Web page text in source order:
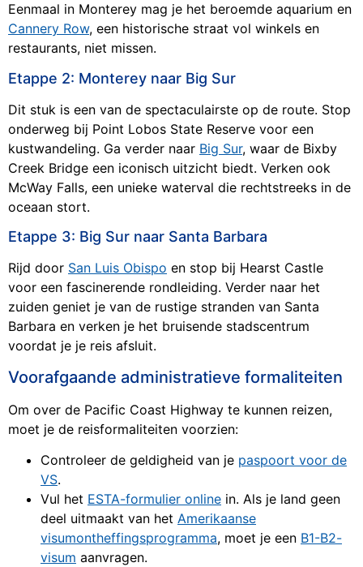
Eenmaal in Monterey mag je het beroemde aquarium en
Cannery Row, een historische straat vol winkels en
restaurants, niet missen.
Etappe 2: Monterey naar Big Sur
Dit stuk is een van de spectaculairste op de route. Stop
onderweg bij Point Lobos State Reserve voor een
kustwandeling. Ga verder naar Big Sur, waar de Bixby
Creek Bridge een iconisch uitzicht biedt. Verken ook
McWay Falls, een unieke waterval die rechtstreeks in de
oceaan stort.
Etappe 3: Big Sur naar Santa Barbara
Rijd door San Luis Obispo en stop bij Hearst Castle
voor een fascinerende rondleiding. Verder naar het
zuiden geniet je van de rustige stranden van Santa
Barbara en verken je het bruisende stadscentrum
voordat je je reis afsluit.
Voorafgaande administratieve formaliteiten
Om over de Pacific Coast Highway te kunnen reizen,
moet je de reisformaliteiten voorzien:
Controleer de geldigheid van je paspoort voor de
VS.
Vul het ESTA-formulier online in. Als je land geen
deel uitmaakt van het Amerikaanse
visumontheffingsprogramma, moet je een B1-B2-
visum aanvragen.